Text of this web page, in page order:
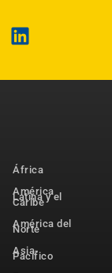
África
América
Latina y el
Caribe
América del
Norte
Asia-
Pacífico